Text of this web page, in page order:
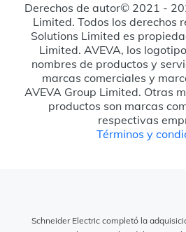
Derechos de autor© 2021 -
Limited. Todos los derechos
Solutions Limited es
Limited. AVEVA, los
nombres de productos y
marcas comerciales y
AVEVA Group Limited. Otras
productos son marcas
respectivas
Términos y
Schneider Electric completó la